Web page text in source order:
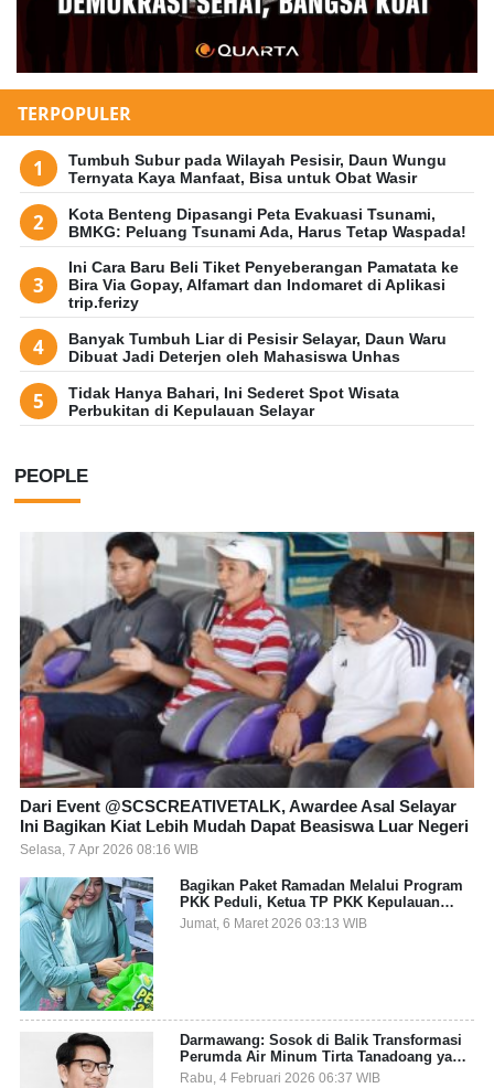
TERPOPULER
Tumbuh Subur pada Wilayah Pesisir, Daun Wungu
Ternyata Kaya Manfaat, Bisa untuk Obat Wasir
Kota Benteng Dipasangi Peta Evakuasi Tsunami,
BMKG: Peluang Tsunami Ada, Harus Tetap Waspada!
Ini Cara Baru Beli Tiket Penyeberangan Pamatata ke
Bira Via Gopay, Alfamart dan Indomaret di Aplikasi
trip.ferizy
Banyak Tumbuh Liar di Pesisir Selayar, Daun Waru
Dibuat Jadi Deterjen oleh Mahasiswa Unhas
Tidak Hanya Bahari, Ini Sederet Spot Wisata
Perbukitan di Kepulauan Selayar
PEOPLE
Dari Event @SCSCREATIVETALK, Awardee Asal Selayar
Ini Bagikan Kiat Lebih Mudah Dapat Beasiswa Luar Negeri
Selasa, 7 Apr 2026 08:16 WIB
Bagikan Paket Ramadan Melalui Program
PKK Peduli, Ketua TP PKK Kepulauan
Selayar: Puasa Adalah Ajang Melatih
Kepekaan Sosial
Jumat, 6 Maret 2026 03:13 WIB
Darmawang: Sosok di Balik Transformasi
Perumda Air Minum Tirta Tanadoang yang
Makin Inovatif
Rabu, 4 Februari 2026 06:37 WIB